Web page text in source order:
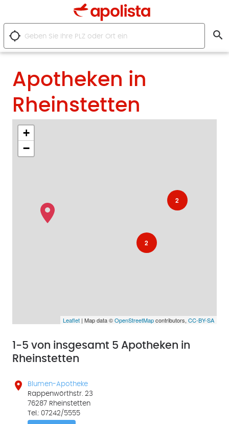
location_searching search
Apotheken in
Rheinstetten
2
2
+
−
Leaflet | Map data ©OpenStreetMapcontributors,CC-BY-SA
1-5 von insgesamt 5 Apotheken in
Rheinstetten

Blumen-Apotheke
Rappenwörthstr. 23
76287 Rheinstetten
Tel.: 07242/5555